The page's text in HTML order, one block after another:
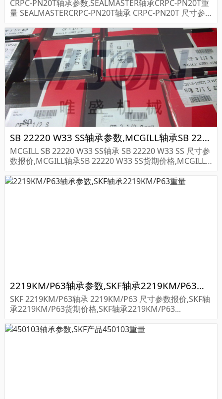
CRPC-PN20T轴承参数,SEALMASTER轴承CRPC-PN20T重
量 SEALMASTERCRPC-PN20T轴承 CRPC-PN20T 尺寸参
STER...
SB 22220 W33 SS轴承参数,MCGILL轴承SB 22220 W33 SS重量
MCGILL SB 22220 W33 SS轴承 SB 22220 W33 SS 尺寸参
数报价,MCGILL轴承SB 22220 W33 SS货期价格,MCGILL
2219KM/P63轴承参数,SKF轴承2219KM/P63重量
SKF 2219KM/P63轴承 2219KM/P63 尺寸参数报价,SKF轴
承2219KM/P63货期价格,SKF轴承2219KM/P63...